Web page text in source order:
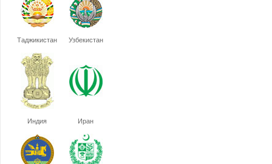
Таджикистан Узбекистан
Индия Иран